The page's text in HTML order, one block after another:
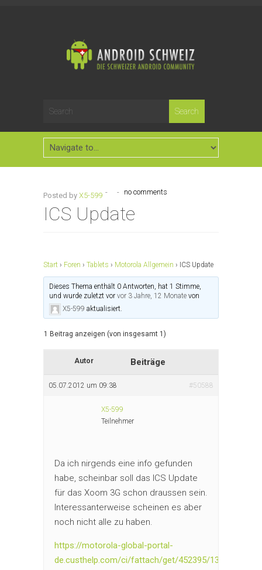
Posted by X5-599 - - no comments
ICS Update
Start › Foren › Tablets › Motorola Allgemein › ICS Update
Dieses Thema enthält 0 Antworten, hat 1 Stimme,
und wurde zuletzt vorvor 3 Jahre, 12 Monate von
X5-599 aktualisiert.
1 Beitrag anzeigen (von insgesamt 1)
Autor Beiträge
05.07.2012 um 09:38 #50588
X5-599
Teilnehmer
Da ich nirgends eine info gefunden
habe, scheinbar soll das ICS Update
für das Xoom 3G schon draussen sein.
Interessanterweise scheinen es aber
noch nicht alle zu haben.
https://motorola-global-portal-
de.custhelp.com/ci/fattach/get/452395/1340899402/